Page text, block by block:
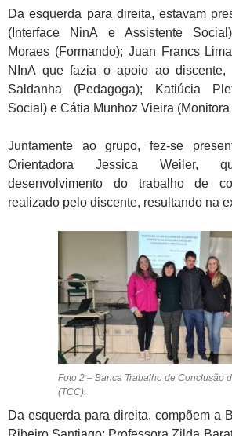
Da esquerda para direita, estavam
(Interface NinA e Assistente
Moraes (Formando); Juan Francs
NInA que fazia o apoio ao discente,
Saldanha (Pedagoga); Katiúcia
Social) e Cátia Munhoz Vieira (Monitora
Juntamente ao grupo, fez-se
Orientadora Jessica Weiler,
desenvolvimento do trabalho de
realizado pelo discente, resultando na
Foto 2 – Banca Trabalho de Conclusão
(TCC).
Da esquerda para direita, compõem a